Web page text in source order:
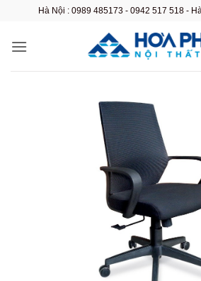
nội
Hà Nội : 0989 485173 - 0942 517 518 -